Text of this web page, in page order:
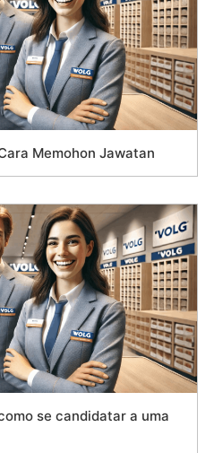
Memohon Jawatan
se candidatar a uma